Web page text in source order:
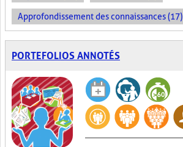
Approfondissement des connaissances (17)
PORTEFOLIOS ANNOTÉS